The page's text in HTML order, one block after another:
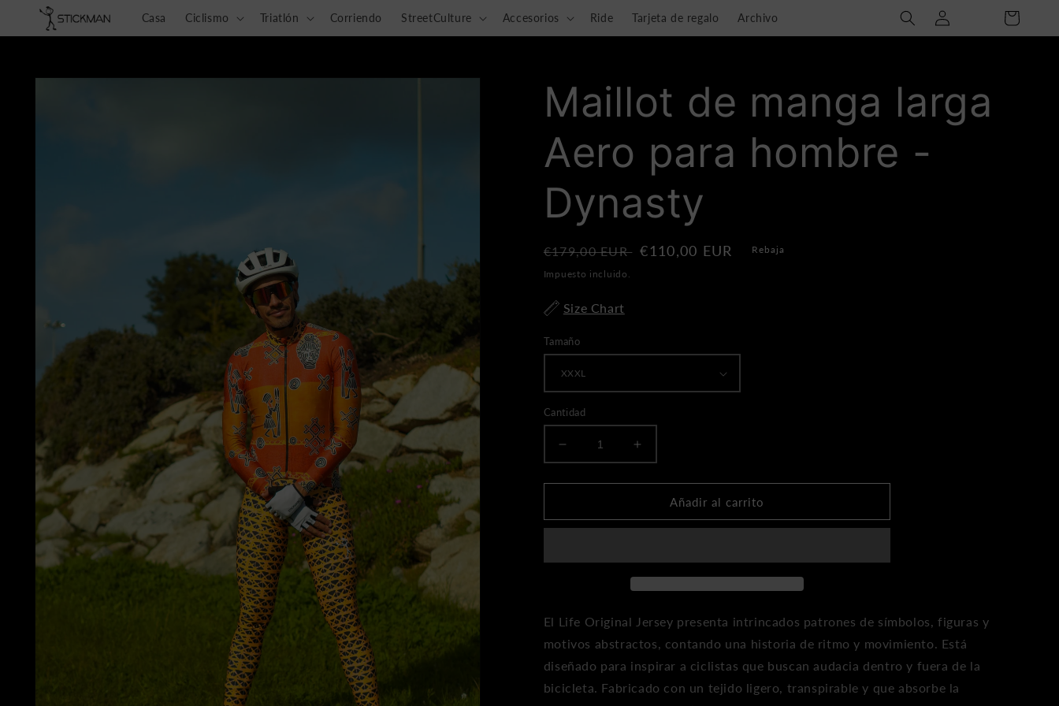
directamente
al contenido
Casa Ciclismo Triatlón Corriendo StreetCulture Accesorios Ride Tarjeta de regalo Archivo
Iniciar
sesión
Carro
Maillot de manga larga
Aero para hombre -
Dynasty
Precio
regular
€179,00 EUR Precio
€110,00 EUR Rebaja
Impuesto incluido.
Size Chart
Tamaño
Cantidad
Disminuir
la
cantidad
de
Aero
-
Dynasty
Aumentar
cantidad
paraMaillot
manga
para
Dynasty
Añadir al carrito
El Life Original Jersey presenta intrincados patrones de símbolos, figuras y
motivos abstractos, contando una historia de ritmo y movimiento. Está
diseñado para inspirar a ciclistas que buscan audacia dentro y fuera de la
bicicleta. Fabricado con un tejido ligero, transpirable y que absorbe la